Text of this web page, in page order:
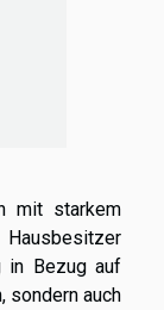
mit starkem
in Bezug auf
sondern auch